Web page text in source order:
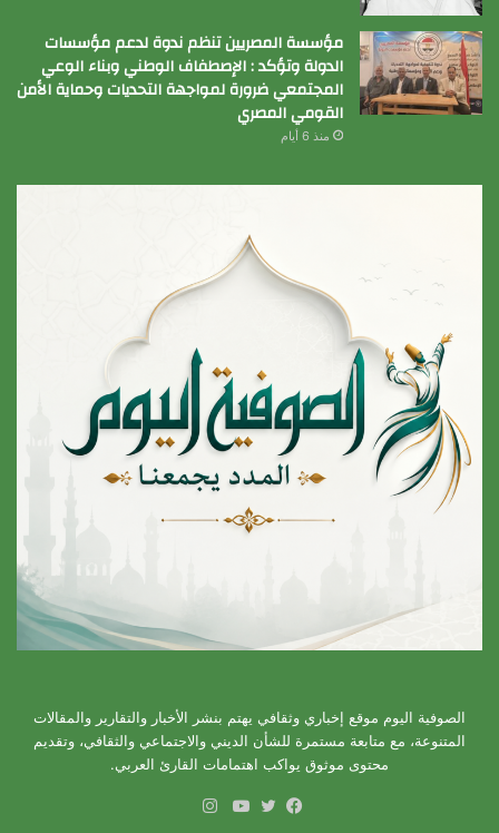
مؤسسة المصريين تنظم ندوة لدعم مؤسسات
الدولة وتؤكد : الإصطفاف الوطني وبناء الوعي
المجتمعي ضرورة لمواجهة التحديات وحماية الأمن
القومي المصري
منذ 6 أيام
الصوفية اليوم موقع إخباري وثقافي يهتم بنشر الأخبار والتقارير والمقالات
المتنوعة، مع متابعة مستمرة للشأن الديني والاجتماعي والثقافي، وتقديم
محتوى موثوق يواكب اهتمامات القارئ العربي.